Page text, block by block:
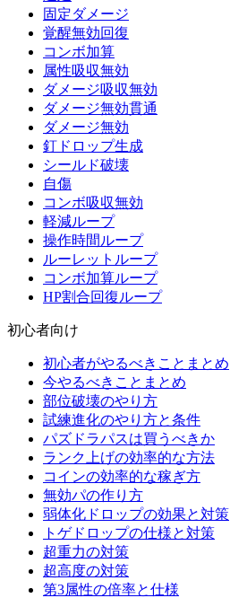
固定ダメージ
覚醒無効回復
コンボ加算
属性吸収無効
ダメージ吸収無効
ダメージ無効貫通
ダメージ無効
釘ドロップ生成
シールド破壊
自傷
コンボ吸収無効
軽減ループ
操作時間ループ
ルーレットループ
コンボ加算ループ
HP割合回復ループ
初心者向け
初心者がやるべきことまとめ
今やるべきことまとめ
部位破壊のやり方
試練進化のやり方と条件
パズドラパスは買うべきか
ランク上げの効率的な方法
コインの効率的な稼ぎ方
無効パの作り方
弱体化ドロップの効果と対策
トゲドロップの仕様と対策
超重力の対策
超高度の対策
第3属性の倍率と仕様